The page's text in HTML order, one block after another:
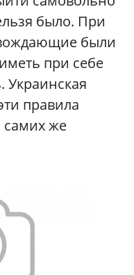
было. При
были
при себе
Украинская
правила
самих же